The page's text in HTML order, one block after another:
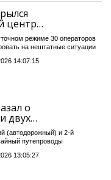
центр…
режиме 30 операторов
на нештатные ситуации
14:07:15
о
двух…
(автодорожный) и 2-й
путепроводы
13:05:27